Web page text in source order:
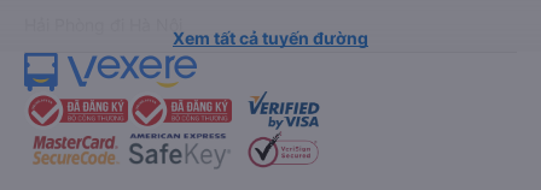
Xem tất cả tuyến đường